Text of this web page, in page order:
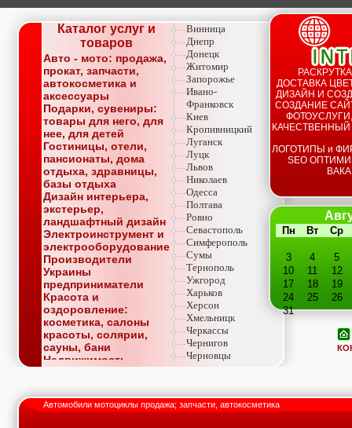
Каталог услуг и
товаров
Авто - мото: продажа,
прокат, запчасти,
автокосметика и
аксессуары
Подарки, сувениры:
товары для него, для
нее, для детей
Гостиницы, отели,
пансионаты, дома
отдыха, здравницы,
базы отдыха
Дизайн интерьера,
экстерьер,
ландшафтный дизайн
Электроинструмент и
электрооборудование
Производители
Украины
предприниматели
Красота и
оздоровление:
косметика, салоны
красоты, солярии,
сауны, бани
Недвижимость,
Окна, стекло,
витражи, входные
Винница
Днепр
Донецк
Житомир
Запорожье
Ивано-
Франковск
Киев
Кропивницкий
Луганск
Луцк
Львов
Николаев
Одесса
Полтава
Ровно
Севастополь
Симферополь
Сумы
Тернополь
Ужгород
Харьков
Херсон
Хмельницк
Черкассы
Чернигов
Черновцы
ДОСТАВКА
ДИЗАЙН И
СОЗДАНИЕ
ЛОГОТИПЫ и
SEO
Пн Вт Ср
3 4
5
10
11
12
17
18
19
24
25
26
31
Автомобили мотоциклы продажа; запчасти, автокосметика